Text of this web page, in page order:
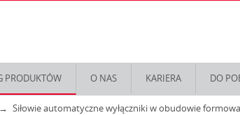
PRODUKTÓW O NAS KARIERA DO
Siłowie automatyczne wyłączniki w obudowie